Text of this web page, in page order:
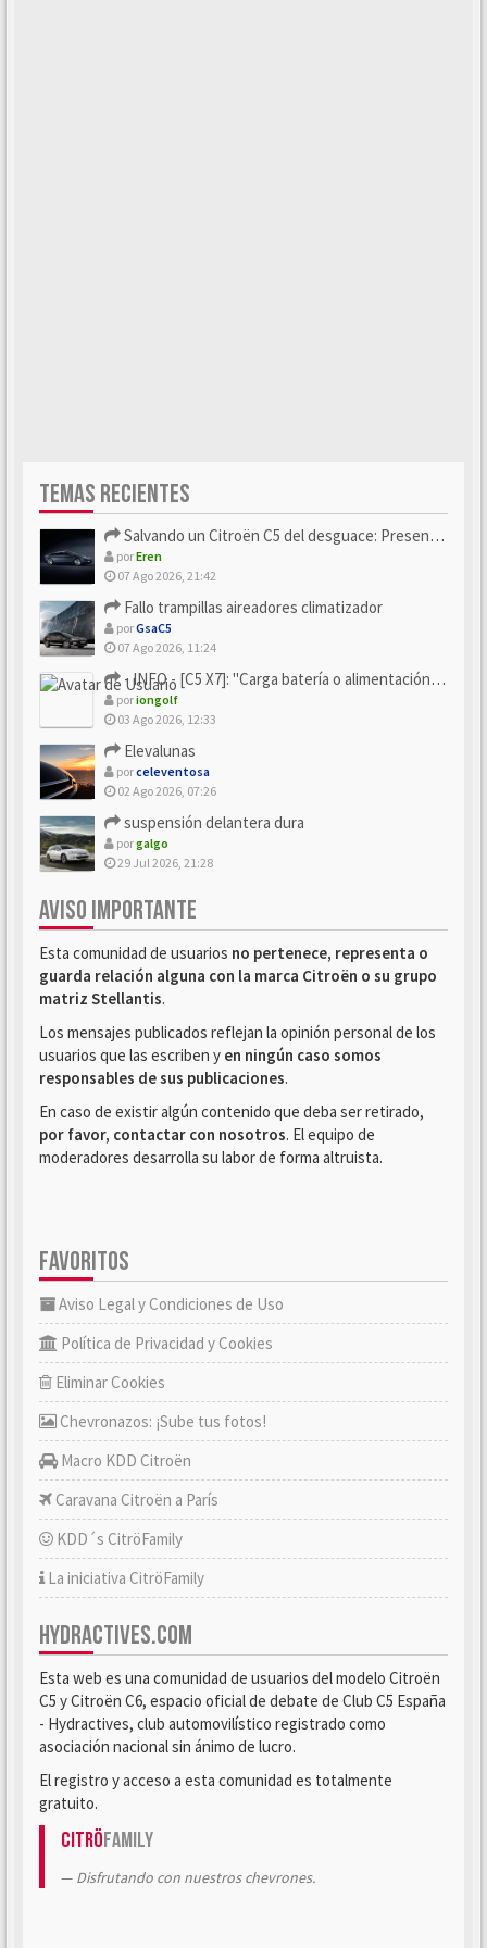
TEMAS RECIENTES
Salvando un Citroën C5 del desguace: Presentación y seguimiento
porEren
07 Ago 2026, 21:42
Fallo trampillas aireadores climatizador
porGsaC5
07 Ago 2026, 11:24
- INFO - [C5 X7]: "Carga batería o alimentación eléctri...
poriongolf
03 Ago 2026, 12:33
Elevalunas
porceleventosa
02 Ago 2026, 07:26
suspensión delantera dura
porgalgo
29 Jul 2026, 21:28
AVISO IMPORTANTE
Esta comunidad de usuarios no pertenece, representa o
guarda relación alguna con la marca Citroën o su grupo
matriz Stellantis.
Los mensajes publicados reflejan la opinión personal de los
usuarios que las escriben y en ningún caso somos
responsables de sus publicaciones.
En caso de existir algún contenido que deba ser retirado,
por favor, contactar con nosotros. El equipo de
moderadores desarrolla su labor de forma altruista.
FAVORITOS
Aviso Legal y Condiciones de Uso
Política de Privacidad y Cookies
Eliminar Cookies
Chevronazos: ¡Sube tus fotos!
Macro KDD Citroën
Caravana Citroën a París
KDD´s CitröFamily
La iniciativa CitröFamily
HYDRACTIVES.COM
Esta web es una comunidad de usuarios del modelo Citroën
C5 y Citroën C6, espacio oficial de debate de Club C5 España
- Hydractives, club automovilístico registrado como
asociación nacional sin ánimo de lucro.
El registro y acceso a esta comunidad es totalmente
gratuito.
CitröFamily
Disfrutando con nuestros chevrones.